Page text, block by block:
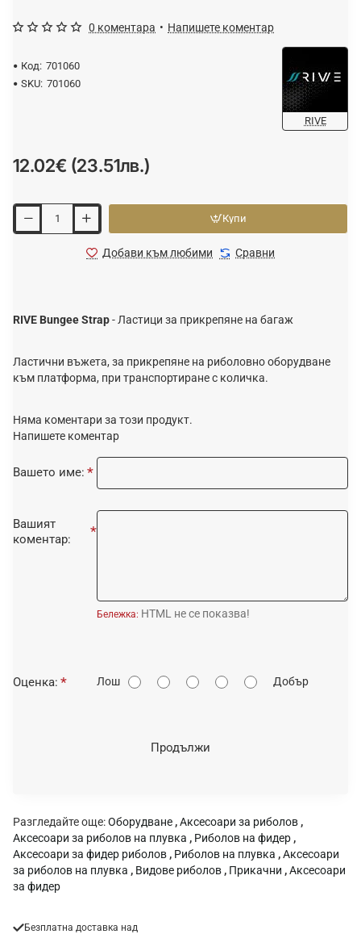
Код: 701060
SKU: 701060
RIVE
0 коментара • Напишете коментар
12.02€ (23.51лв.)
Купи
Добави към любими Сравни
RIVE Bungee Strap- Ластици за прикрепяне на багаж
Ластични въжета, за прикрепяне на риболовно оборудване
към платформа, при транспортиране с количка.
Няма коментари за този продукт.
Напишете коментар
Вашето име:
Вашият
коментар:
Бележка: HTML не се показва!
О
Оценка: Лош Добър
Продължи
Разгледайте още:Оборудване ,Аксесоари за риболов ,
Аксесоари за риболов на плувка , Риболов на фидер ,
Аксесоари за фидер риболов , Риболов на плувка ,Аксесоари
за риболов на плувка , Видове риболов , Прикачни ,Аксесоари
за фидер
Безплатна доставка над